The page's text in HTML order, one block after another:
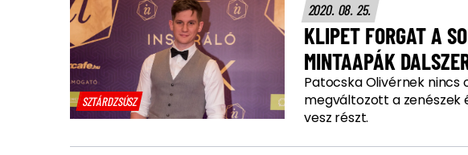
SZTÁRDZSÚSZ
2020. 08. 25.
KLIPET FORGAT A
MINTAAPÁK
Patocska Olivérnek nincs
megváltozott a zenészek
vesz részt.